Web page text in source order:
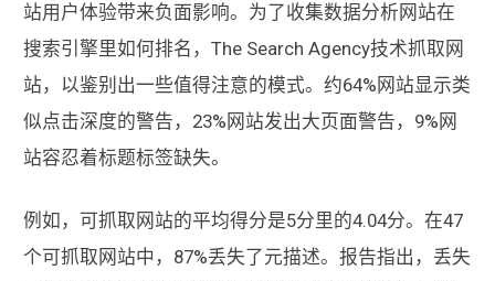
站用户体验带来负面影响。为了收集数据分析网站在
搜索引擎里如何排名，The Search Agency技术抓取网
站，以鉴别出一些值得注意的模式。约64%网站显示类
似点击深度的警告，23%网站发出大页面警告，9%网
站容忍着标题标签缺失。
例如，可抓取网站的平均得分是5分里的4.04分。在47
个可抓取网站中，87%丢失了元描述。报告指出，丢失